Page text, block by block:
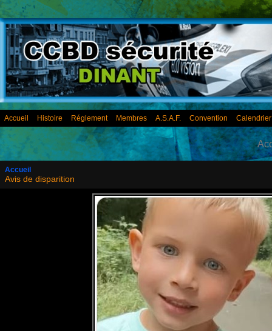
Accueil Histoire Réglement Membres A.S.A.F. Convention
Accueil
Avis de disparition